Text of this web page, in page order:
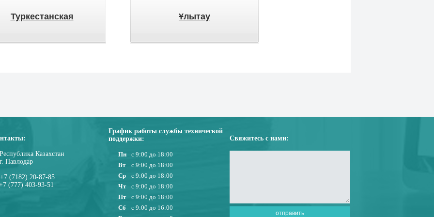
Туркестанская Ұлытау
Казахстан
г. Павлодар
(7182) 20-87-85
(777) 403-93-51
График работы службы технической
поддержки:
Пн
с 9:00 до 18:00
Вт
с 9:00 до 18:00
Ср
с 9:00 до 18:00
Чт
с 9:00 до 18:00
Пт
с 9:00 до 18:00
Сб
с 9:00 до 16:00
Свяжитесь с нами: